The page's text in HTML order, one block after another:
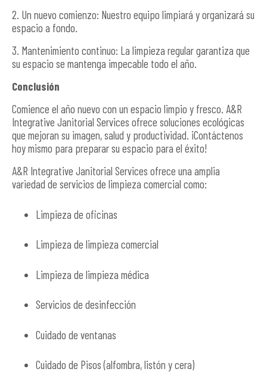
2. Un nuevo comienzo: Nuestro equipo limpiará y organizará su
espacio a fondo.
3. Mantenimiento continuo: La limpieza regular garantiza que
su espacio se mantenga impecable todo el año.
Conclusión
Comience el año nuevo con un espacio limpio y fresco. A&R
Integrative Janitorial Services ofrece soluciones ecológicas
que mejoran su imagen, salud y productividad. ¡Contáctenos
hoy mismo para preparar su espacio para el éxito!
A&R Integrative Janitorial Services ofrece una amplia
variedad de servicios de limpieza comercial como:
Limpieza de oficinas
Limpieza de limpieza comercial
Limpieza de limpieza médica
Servicios de desinfección
Cuidado de ventanas
Cuidado de Pisos (alfombra, listón y cera)